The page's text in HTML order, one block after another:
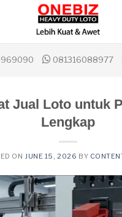
081316088977
Jual Loto untuk
Lengkap
ON JUNE 15, 2026 BY